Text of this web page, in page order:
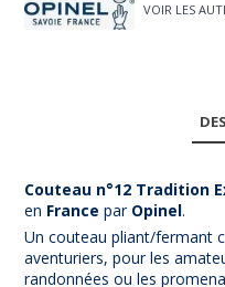
VOIR LES
Couteau n°12 Tradition
en France par Opinel.
Un couteau pliant/fermant
aventuriers, pour les
randonnées ou les